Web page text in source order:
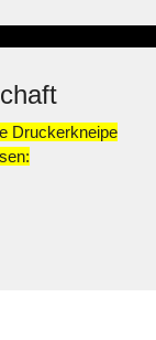
Druckerkneipe